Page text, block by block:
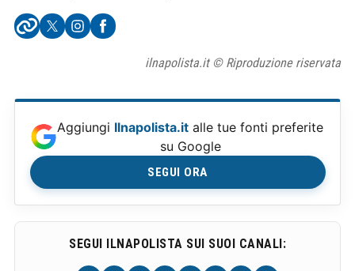
ilnapolista.it © Riproduzione riservata
Aggiungi Ilnapolista.it alle tue fonti preferite
su Google
SEGUI ORA
SEGUI ILNAPOLISTA SUI SUOI CANALI: